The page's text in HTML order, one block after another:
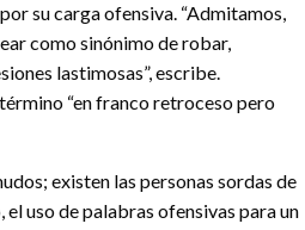
su carga ofensiva. “Admitamos,
como sinónimo de robar,
lastimosas”, escribe.
“en franco retroceso pero
existen las personas sordas de
uso de palabras ofensivas para un